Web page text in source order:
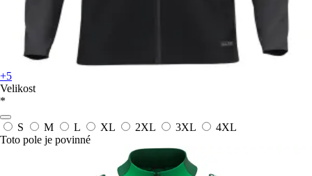
+5
Velikost
*
S M L XL 2XL 3XL
4XL
Toto pole je povinné